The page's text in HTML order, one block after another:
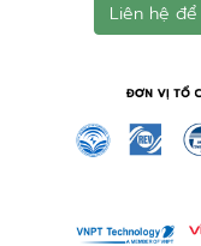
Liên hệ